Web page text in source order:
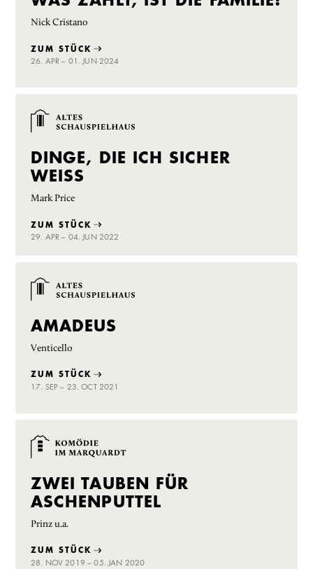
Nick Cristano
ZUM STÜCK
26. APR – 01. JUN 2024
DINGE, DIE ICH SICHER
WEISS
Mark Price
ZUM STÜCK
29. APR – 04. JUN 2022
AMADEUS
Venticello
ZUM STÜCK
17. SEP – 23. OCT 2021
ZWEI TAUBEN FÜR
ASCHENPUTTEL
Prinz u.a.
ZUM STÜCK
28. NOV 2019 – 05. JAN 2020